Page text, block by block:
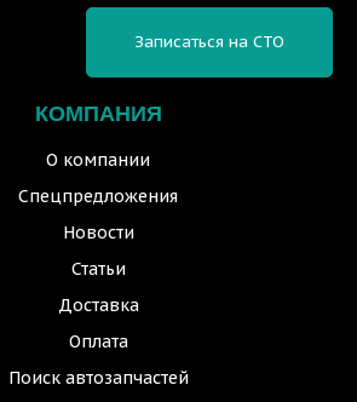
КОМПАНИЯ
О компании
Спецпредложения
Новости
Статьи
Доставка
Оплата
Поиск автозапчастей
Записаться на СТО